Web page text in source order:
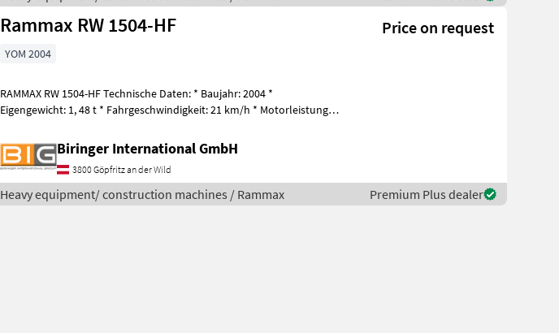
Rammax RW 1504-HF Price on request
YOM 2004
RAMMAX RW 1504-HF Technische Daten: * Baujahr: 2004 *
Eigengewicht: 1, 48 t * Fahrgeschwindigkeit: 21 km/h * Motorleistung:
Biringer International GmbH
3800 Göpfritz an der Wild
Heavy equipment/ construction machines / Rammax Premium Plus dealer